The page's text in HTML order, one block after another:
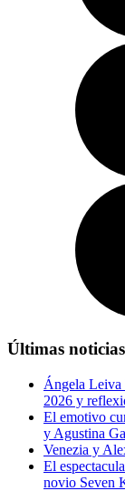
Últimas noticias
Ángela Leiva
2026 y
El emotivo
y Agustina
Venezia y
El
novio Seven